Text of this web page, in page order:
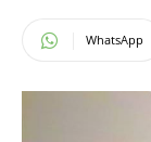
WhatsApp